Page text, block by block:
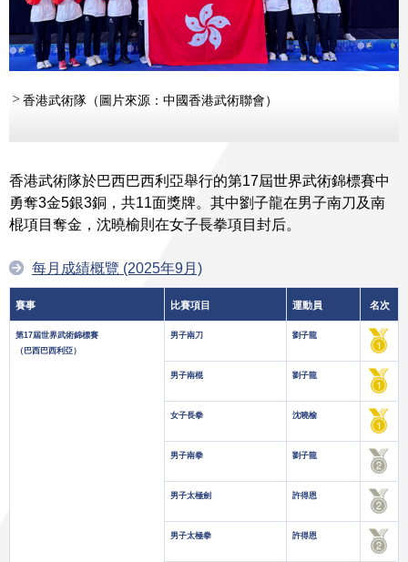
香港武術隊（圖片來源：中國香港武術聯會）
香港武術隊於巴西巴西利亞舉行的第17屆世界武術錦標賽中
勇奪3金5銀3銅，共11面獎牌。其中劉子龍在男子南刀及南
棍項目奪金，沈曉榆則在女子長拳項目封后。
每月成績概覽 (2025年9月)
賽事 比賽項目 運動員 名次
第17屆世界武術錦標賽
（巴西巴西利亞）
男子南刀 劉子龍
男子南棍 劉子龍
女子長拳 沈曉榆
男子南拳 劉子龍
男子太極劍 許得恩
男子太極拳 許得恩